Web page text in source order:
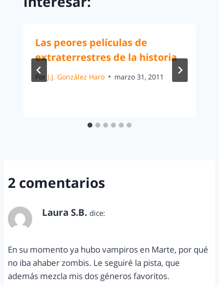
Las peores películas de
extraterrestres de la historia
Por J.J. González Haro marzo 31, 2011
2 comentarios
Laura S.B. dice:
En su momento ya hubo vampiros en Marte, por qué
no iba ahaber zombis. Le seguiré la pista, que
además mezcla mis dos géneros favoritos.